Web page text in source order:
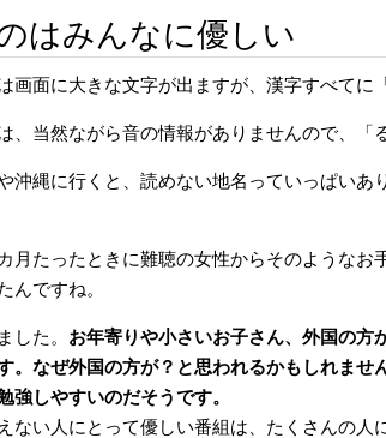
はみんなに優しい
画面に大きな文字が出ますが、漢字すべてに
、当然ながら音の情報がありませんので、「
沖縄に行くと、読めない地名っていっぱいあ
月たったときに難聴の女性からそのような
んですね。
した。 お年寄りや小さいお子さん、外国の方
。なぜ外国の方が？と思われるかもしれませ
強しやすいのだそうです。
ない人にとって優しい番組は、たくさんの人